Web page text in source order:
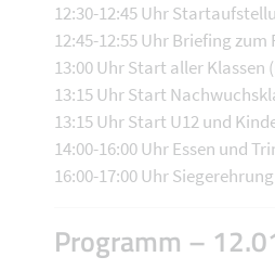
12:30-12:45 Uhr
12:45-12:55 Uhr Briefing
13:00 Uhr Start aller Klassen
13:15 Uhr Start
13:15 Uhr Start U12 und
14:00-16:00 Uhr Essen und
16:00-17:00 Uhr
Programm –